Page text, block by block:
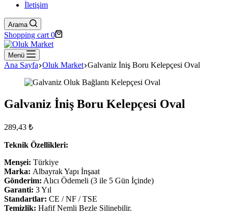
İletişim
Arama
Shopping cart 0
Menü
Ana Sayfa Oluk Market Galvaniz İniş Boru Kelepçesi Oval
Galvaniz İniş Boru Kelepçesi Oval
289,43 ₺
Teknik Özellikleri:
Menşei: Türkiye
Marka: Albayrak Yapı İnşaat
Gönderim: Alıcı Ödemeli (3 ile 5 Gün İçinde)
Garanti: 3 Yıl
Standartlar: CE / NF / TSE
Temizlik: Hafif Nemli Bezle Silinebilir.